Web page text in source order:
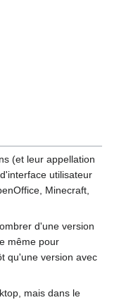
(et leur appellation
utilisateur
Minecraft,
d'une version
même pour
qu'une version avec
mais dans le